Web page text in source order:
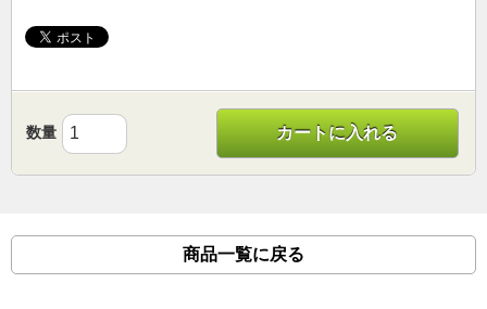
数量 カートに入れる
商品一覧に戻る